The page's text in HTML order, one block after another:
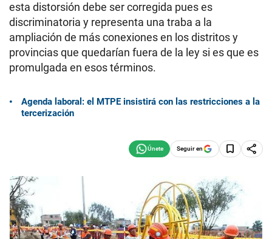
esta distorsión debe ser corregida pues es
discriminatoria y representa una traba a la
ampliación de más conexiones en los distritos y
provincias que quedarían fuera de la ley si es que es
promulgada en esos términos.
Agenda laboral: el MTPE insistirá con las restricciones a la
tercerización
Seguir en